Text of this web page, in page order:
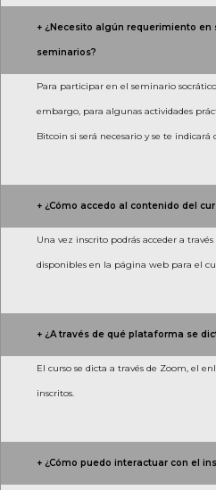
+ ¿Necesito algún requerimiento
seminarios?
Para participar en el seminario
embargo, para algunas actividades
Bitcoin si será necesario y se te
+ ¿Cómo accedo al contenido del
Una vez inscrito podrás acceder a
disponibles en la página web para el
+ ¿A través de qué plataforma se
El curso se dicta a través de Zoom, el
inscritos.
+ ¿Cómo puedo interactuar con el